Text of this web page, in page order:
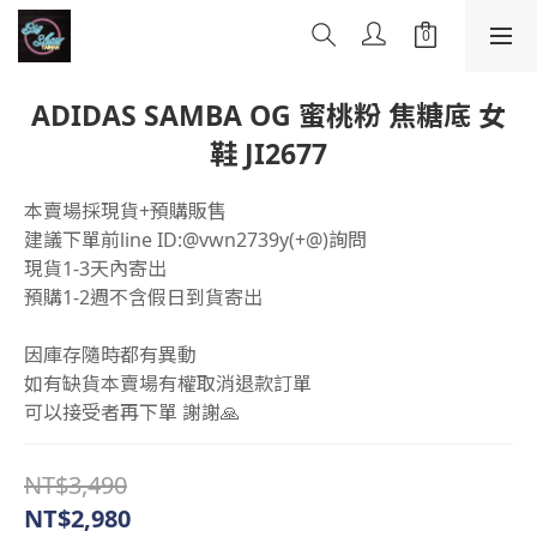
ADIDAS SAMBA OG 蜜桃粉 焦糖底 女
鞋 JI2677
本賣場採現貨+預購販售
建議下單前line ID:@vwn2739y(+@)詢問
現貨1-3天內寄出
預購1-2週不含假日到貨寄出
因庫存隨時都有異動
如有缺貨本賣場有權取消退款訂單
可以接受者再下單 謝謝🙏
NT$3,490
NT$2,980